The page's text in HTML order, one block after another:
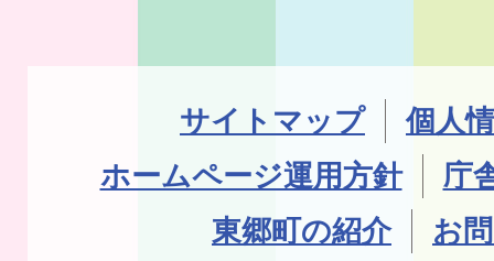
サイトマップ
個人
ホームページ運用方針
庁
東郷町の紹介
お